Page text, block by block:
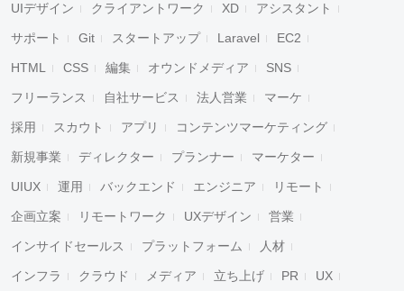
UIデザイン クライアントワーク XD アシスタント
サポート Git スタートアップ Laravel EC2
HTML CSS 編集 オウンドメディア SNS
フリーランス 自社サービス 法人営業 マーケ
採用 スカウト アプリ コンテンツマーケティング
新規事業 ディレクター プランナー マーケター
UIUX 運用 バックエンド エンジニア リモート
企画立案 リモートワーク UXデザイン 営業
インサイドセールス プラットフォーム 人材
インフラ クラウド メディア 立ち上げ PR UX